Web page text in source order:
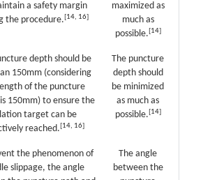
a safety margin
the procedure.[14, 16]
maximized as
much as
possible.[14]
depth should be
150mm (considering
of the puncture
150mm) to ensure the
target can be
reached.[14, 16]
The puncture
depth should
be minimized
as much as
possible.[14]
the phenomenon of
slippage, the angle
The angle
between the